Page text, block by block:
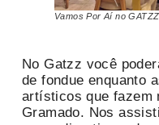
Vamos Por Aí no
No Gatzz você
de fondue enquanto
artísticos que fazem
Gramado. Nos